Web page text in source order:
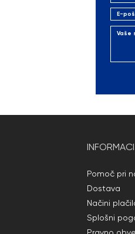
Pomoč pri
Dostava
Načini
Splošni